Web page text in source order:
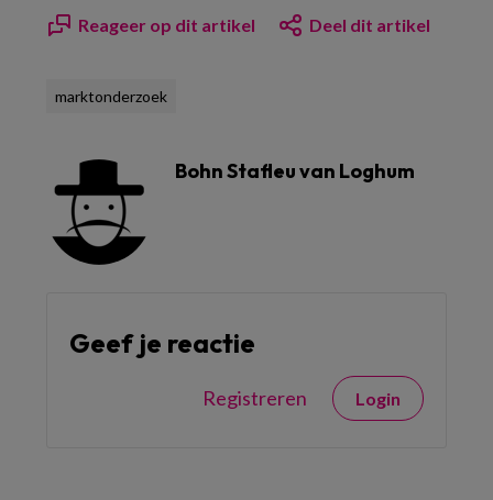
Reageer op dit artikel Deel dit artikel
marktonderzoek
Bohn Stafleu van Loghum
Geef je reactie
Registreren Login